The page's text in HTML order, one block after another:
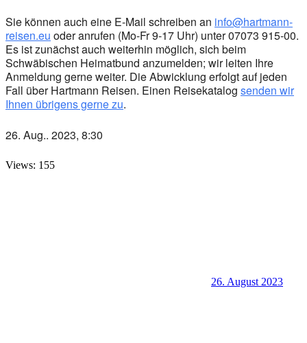
Sie können auch eine E-Mail schreiben an info@hartmann-
reisen.eu oder anrufen (Mo-Fr 9-17 Uhr) unter 07073 915-00.
Es ist zunächst auch weiterhin möglich, sich beim
Schwäbischen Heimatbund anzumelden; wir leiten Ihre
Anmeldung gerne weiter. Die Abwicklung erfolgt auf jeden
Fall über Hartmann Reisen. Einen Reisekatalog senden wir
Ihnen übrigens gerne zu.
26. Aug.. 2023, 8:30
Views: 155
26. August 2023